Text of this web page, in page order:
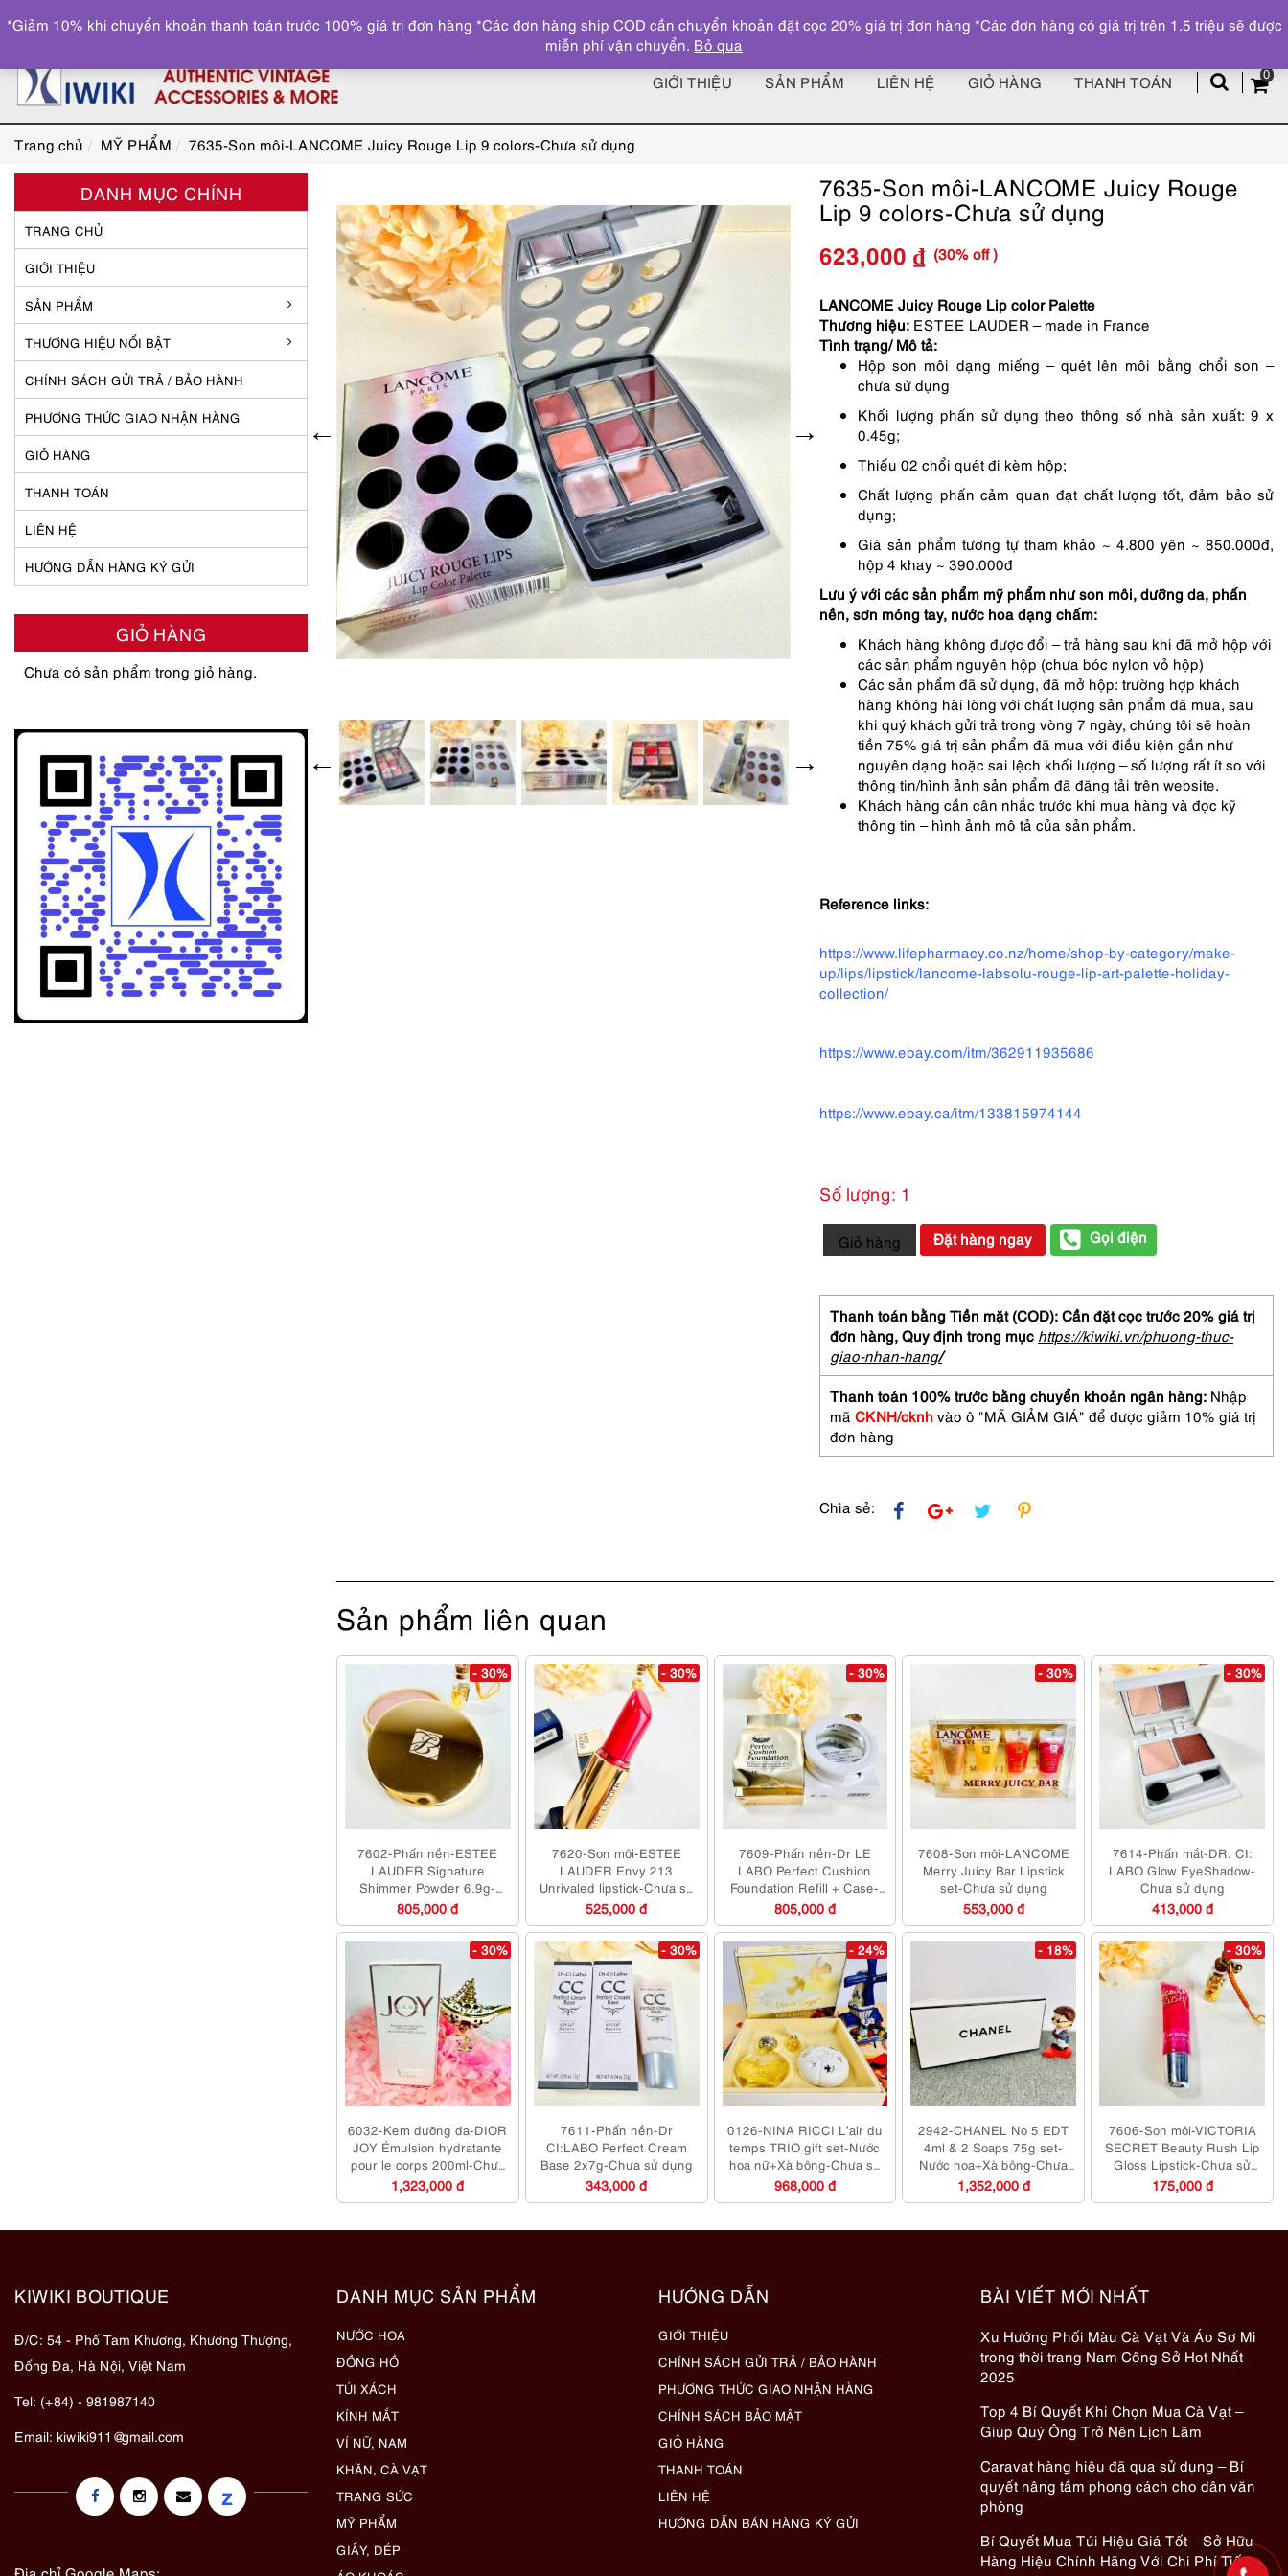
z
0
GIỚI THIỆU SẢN PHẨM LIÊN HỆ GIỎ HÀNG THANH TOÁN
Trang chủ MỸ PHẨM 7635-Son môi-LANCOME Juicy Rouge Lip 9 colors-Chưa sử dụng
7635-Son môi-LANCOME Juicy Rouge
Lip 9 colors-Chưa sử dụng
Giá
gốc
là:
890,000 ₫.
623,000 ₫
Giá
hiện
tại
là:
623,000 ₫.
(30% off )
LANCOME Juicy Rouge Lip color Palette
Thương hiệu: ESTEE LAUDER – made in France
Tình trạng/ Mô tả:
Hộp son môi dạng miếng – quét lên môi bằng chổi son –
chưa sử dụng
Khối lượng phấn sử dụng theo thông số nhà sản xuất: 9 x
0.45g;
Thiếu 02 chổi quét đi kèm hộp;
Chất lượng phấn cảm quan đạt chất lượng tốt, đảm bảo sử
dụng;
Giá sản phẩm tương tự tham khảo ~ 4.800 yên ~ 850.000đ,
hộp 4 khay ~ 390.000đ
Lưu ý với các sản phẩm mỹ phẩm như son môi, dưỡng da, phấn
nền, sơn móng tay, nước hoa dạng chấm:
Khách hàng không được đổi – trả hàng sau khi đã mở hộp với
các sản phẩm nguyên hộp (chưa bóc nylon vỏ hộp)
Các sản phẩm đã sử dụng, đã mở hộp: trường hợp khách
hàng không hài lòng với chất lượng sản phẩm đã mua, sau
khi quý khách gửi trả trong vòng 7 ngày, chúng tôi sẽ hoàn
tiền 75% giá trị sản phẩm đã mua với điều kiện gần như
nguyên dạng hoặc sai lệch khối lượng – số lượng rất ít so với
thông tin/hình ảnh sản phẩm đã đăng tải trên website.
Khách hàng cần cân nhắc trước khi mua hàng và đọc kỹ
thông tin – hình ảnh mô tả của sản phẩm.
Reference links:
https://www.lifepharmacy.co.nz/home/shop-by-category/make-
up/lips/lipstick/lancome-labsolu-rouge-lip-art-palette-holiday-
collection/
https://www.ebay.com/itm/362911935686
https://www.ebay.ca/itm/133815974144
Số lượng: 1
7635-
Son
LANCOME
Juicy
Rouge
Lip
9
colors-
Chưa
sử
dụng
Giỏ hàng Đặt hàng ngay Gọi điện
Thanh toán bằng Tiền mặt (COD): Cần đặt cọc trước 20% giá trị
đơn hàng, Quy định trong mục https://kiwiki.vn/phuong-thuc-
giao-nhan-hang/
Thanh toán 100% trước bằng chuyển khoản ngân hàng: Nhập
mã CKNH/cknh vào ô "MÃ GIẢM GIÁ" để được giảm 10% giá trị
đơn hàng
Chia sẻ:
Sản phẩm liên quan
- 30%
7602-Phấn nền-ESTEE
LAUDER Signature
Shimmer Powder 6.9g-
Chưa sử dụng
805,000 đ
- 30%
7620-Son môi-ESTEE
LAUDER Envy 213
Unrivaled lipstick-Chưa sử
dụng
525,000 đ
- 30%
7609-Phấn nền-Dr LE
LABO Perfect Cushion
Foundation Refill + Case-
Chưa sử dụng
805,000 đ
- 30%
7608-Son môi-LANCOME
Merry Juicy Bar Lipstick
set-Chưa sử dụng
553,000 đ
- 30%
7614-Phấn mắt-DR. CI:
LABO Glow EyeShadow-
Chưa sử dụng
413,000 đ
- 30%
6032-Kem dưỡng da-DIOR
JOY Émulsion hydratante
pour le corps 200ml-Chưa
sử dụng
1,323,000 đ
- 30%
7611-Phấn nền-Dr
CI:LABO Perfect Cream
Base 2x7g-Chưa sử dụng
343,000 đ
- 24%
0126-NINA RICCI L’air du
temps TRIO gift set-Nước
hoa nữ+Xà bông-Chưa sử
dụng
968,000 đ
- 18%
2942-CHANEL No 5 EDT
4ml & 2 Soaps 75g set-
Nước hoa+Xà bông-Chưa
sử dụng
1,352,000 đ
- 30%
7606-Son môi-VICTORIA
SECRET Beauty Rush Lip
Gloss Lipstick-Chưa sử
dụng/fullbox
175,000 đ
DANH MỤC CHÍNH
TRANG CHỦ
GIỚI THIỆU
SẢN PHẨM
THƯƠNG HIỆU NỔI BẬT
CHÍNH SÁCH GỬI TRẢ / BẢO HÀNH
PHƯƠNG THỨC GIAO NHẬN HÀNG
GIỎ HÀNG
THANH TOÁN
LIÊN HỆ
HƯỚNG DẪN HÀNG KÝ GỬI
GIỎ HÀNG
Chưa có sản phẩm trong giỏ hàng.
KIWIKI BOUTIQUE
Đ/C: 54 - Phố Tam Khương, Khương Thượng,
Đống Đa, Hà Nội, Việt Nam
Tel: (+84) - 981987140
Email: kiwiki911@gmail.com
z
Địa chỉ Google Maps:
DANH MỤC SẢN PHẨM
NƯỚC HOA
ĐỒNG HỒ
TÚI XÁCH
KÍNH MẮT
VÍ NỮ, NAM
KHĂN, CÀ VẠT
TRANG SỨC
MỸ PHẨM
GIẦY, DÉP
HƯỚNG DẪN
GIỚI THIỆU
CHÍNH SÁCH GỬI TRẢ / BẢO HÀNH
PHƯƠNG THỨC GIAO NHẬN HÀNG
CHÍNH SÁCH BẢO MẬT
GIỎ HÀNG
THANH TOÁN
LIÊN HỆ
HƯỚNG DẪN BÁN HÀNG KÝ GỬI
BÀI VIẾT MỚI NHẤT
Xu Hướng Phối Màu Cà Vạt Và Áo Sơ Mi
trong thời trang Nam Công Sở Hot Nhất
2025
Top 4 Bí Quyết Khi Chọn Mua Cà Vạt –
Giúp Quý Ông Trở Nên Lịch Lãm
Caravat hàng hiệu đã qua sử dụng – Bí
quyết nâng tầm phong cách cho dân văn
phòng
Bí Quyết Mua Túi Hiệu Giá Tốt – Sở Hữu
Hàng Hiệu Chính Hãng Với Chi Phí Tiết
*Giảm 10% khi chuyển khoản thanh toán trước 100% giá trị đơn hàng *Các đơn hàng ship COD cần chuyển khoản đặt cọc 20% giá trị đơn hàng *Các đơn hàng có giá trị trên 1.5 triệu sẽ được
miễn phí vận chuyển. Bỏ qua